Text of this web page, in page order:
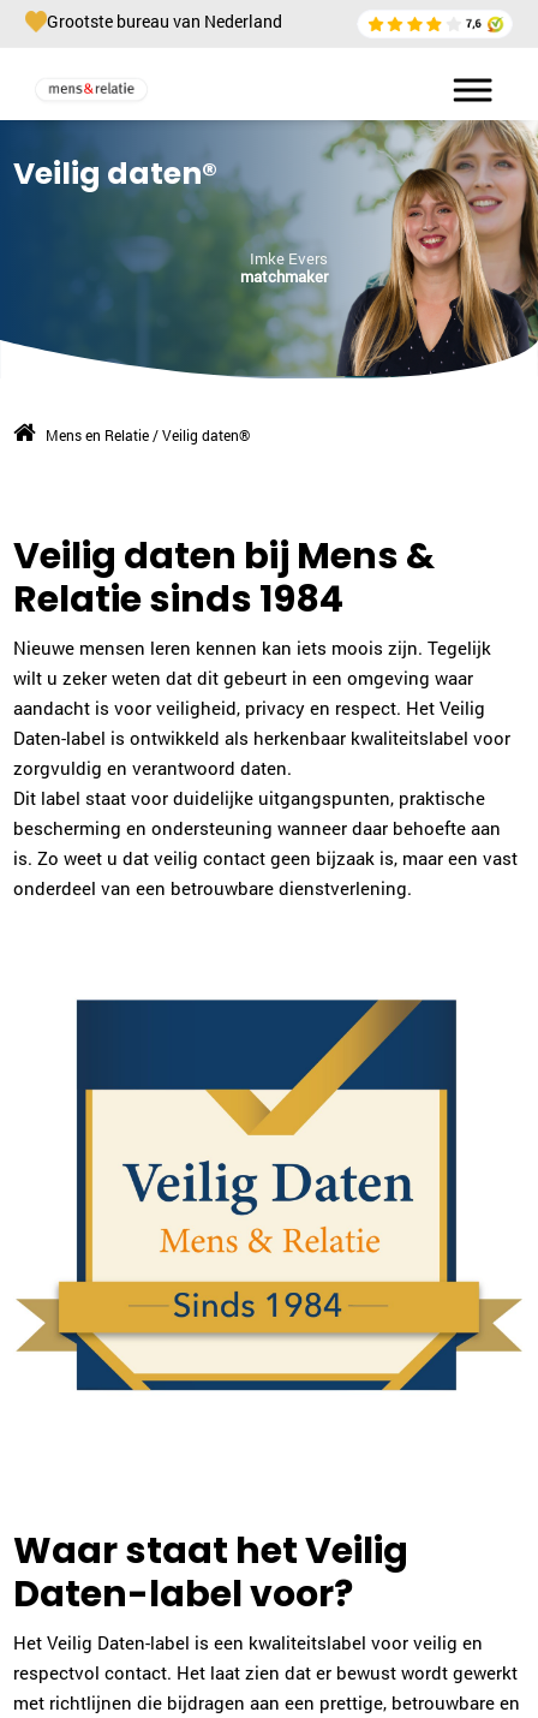
Grootste bureau van Nederland
Veilig daten®
Imke Evers
matchmaker
Mens en Relatie /Veilig daten®
Veilig daten bij Mens &
Relatie sinds 1984
Nieuwe mensen leren kennen kan iets moois zijn. Tegelijk
wilt u zeker weten dat dit gebeurt in een omgeving waar
aandacht is voor veiligheid, privacy en respect. Het Veilig
Daten-label is ontwikkeld als herkenbaar kwaliteitslabel voor
zorgvuldig en verantwoord daten.
Dit label staat voor duidelijke uitgangspunten, praktische
bescherming en ondersteuning wanneer daar behoefte aan
is. Zo weet u dat veilig contact geen bijzaak is, maar een vast
onderdeel van een betrouwbare dienstverlening.
Waar staat het Veilig
Daten-label voor?
Het Veilig Daten-label is een kwaliteitslabel voor veilig en
respectvol contact. Het laat zien dat er bewust wordt gewerkt
met richtlijnen die bijdragen aan een prettige, betrouwbare en